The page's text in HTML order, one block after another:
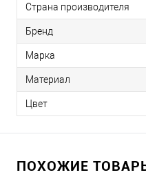
Страна производителя
Бренд
Марка
Материал
Цвет
ПОХОЖИЕ